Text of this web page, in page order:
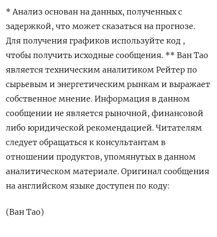
* Анализ основан на данных, полученных с
задержкой, что может сказаться на прогнозе.
Для получения графиков используйте код ,
чтобы получить исходные сообщения. ** Ван Тао
является техническим аналитиком Рейтер по
сырьевым и энергетическим рынкам и выражает
собственное мнение. Информация в данном
сообщении не является рыночной, финансовой
либо юридической рекомендацией. Читателям
следует обращаться к консультантам в
отношении продуктов, упомянутых в данном
аналитическом материале. Оригинал сообщения
на английском языке доступен по коду:
(Ван Тао)